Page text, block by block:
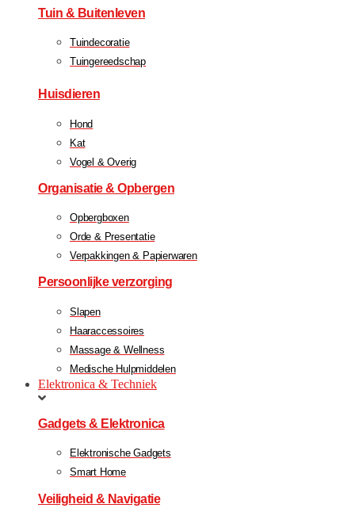
Tuin & Buitenleven
Tuindecoratie
Tuingereedschap
Huisdieren
Hond
Kat
Vogel & Overig
Organisatie & Opbergen
Opbergboxen
Orde & Presentatie
Verpakkingen & Papierwaren
Persoonlijke verzorging
Slapen
Haaraccessoires
Massage & Wellness
Medische Hulpmiddelen
Elektronica & Techniek
Gadgets & Elektronica
Elektronische Gadgets
Smart Home
Veiligheid & Navigatie